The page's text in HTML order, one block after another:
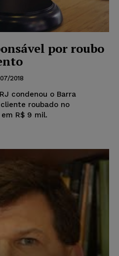
por roubo
2018
condenou o Barra
roubado no
R$ 9 mil.